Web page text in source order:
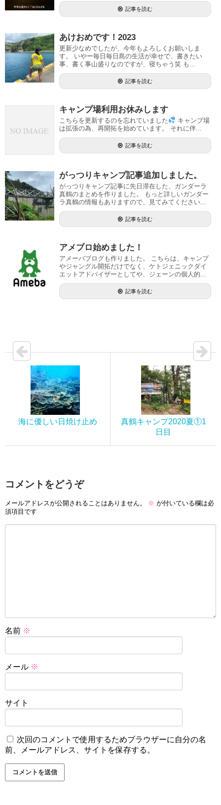
記事を読む
あけおめです！2023
更新少なめでしたが、今年もよろしくお願いしま
す。 いやー毎日毎日島の生活が幸せで、書きたい
事、書く事山盛りなのですが、寝ちゃう笑 も...
記事を読む
キャンプ場利用お休みします
こちらを更新するのを忘れていました
キャンプ場
は拡張の為、再開拓を始めています。 それに伴...
記事を読む
がっつりキャンプ記事追加しました。
がっつりキャンプ記事に先日滞在した、ガンダーラ
真鶴のまとめを作りました。 もっと詳しいガンダー
ラ真鶴の情報もありますので、見てみてください...
記事を読む
アメブロ始めました！
アメーバブログも作りました。 こちらは、キャンプ
やジャングル開拓だけでなく、ケトジェニックダイ
エットアドバイザーとしてや、ジェーンの個人的...
記事を読む
海に優しい日焼け止め
真鶴キャンプ2020夏①1
日目
コメントをどうぞ
メールアドレスが公開されることはありません。 ※ が付いている欄は必
須項目です
名前 ※
メール ※
サイト
次回のコメントで使用するためブラウザーに自分の名
前、メールアドレス、サイトを保存する。